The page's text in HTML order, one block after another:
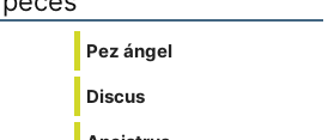
Pez ángel
Discus